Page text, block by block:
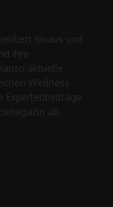
hinaus und
ihre
aktuelle
Wellness
Expertenbeiträge
ab.